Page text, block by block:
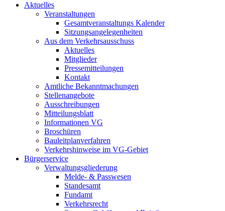
Aktuelles
Veranstaltungen
Gesamtveranstaltungs Kalender
Sitzungsangelegenheiten
Aus dem Verkehrsausschuss
Aktuelles
Mitglieder
Pressemitteilungen
Kontakt
Amtliche Bekanntmachungen
Stellenangebote
Ausschreibungen
Mitteilungsblatt
Informationen VG
Broschüren
Bauleitplanverfahren
Verkehrshinweise im VG-Gebiet
Bürgerservice
Verwaltungsgliederung
Melde- & Passwesen
Standesamt
Fundamt
Verkehrsrecht